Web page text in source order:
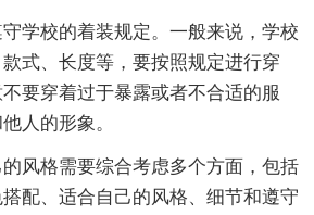
学校的着装规定。一般来说，学校
式、长度等，要按照规定进行穿
要穿着过于暴露或者不合适的服
人的形象。
风格需要综合考虑多个方面，包括
配、适合自己的风格、细节和遵守